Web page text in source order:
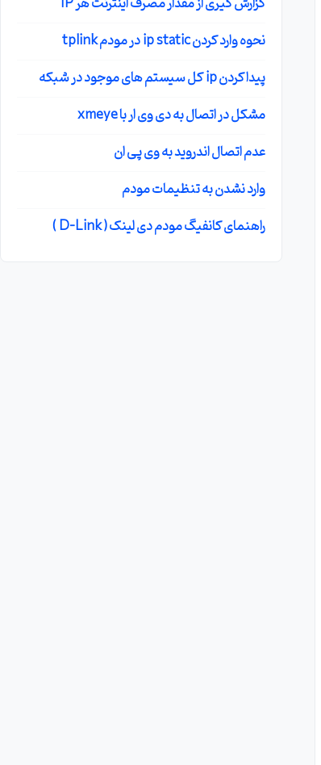
نحوه وارد کردن ip static در مودم tplink
پیدا کردن ip کل سیستم های موجود در شبکه
مشکل در اتصال به دی وی ار با xmeye
عدم اتصال اندروید به وی پی ان
وارد نشدن به تنظیمات مودم
راهنمای کانفیگ مودم دی لینک ( D-Link )